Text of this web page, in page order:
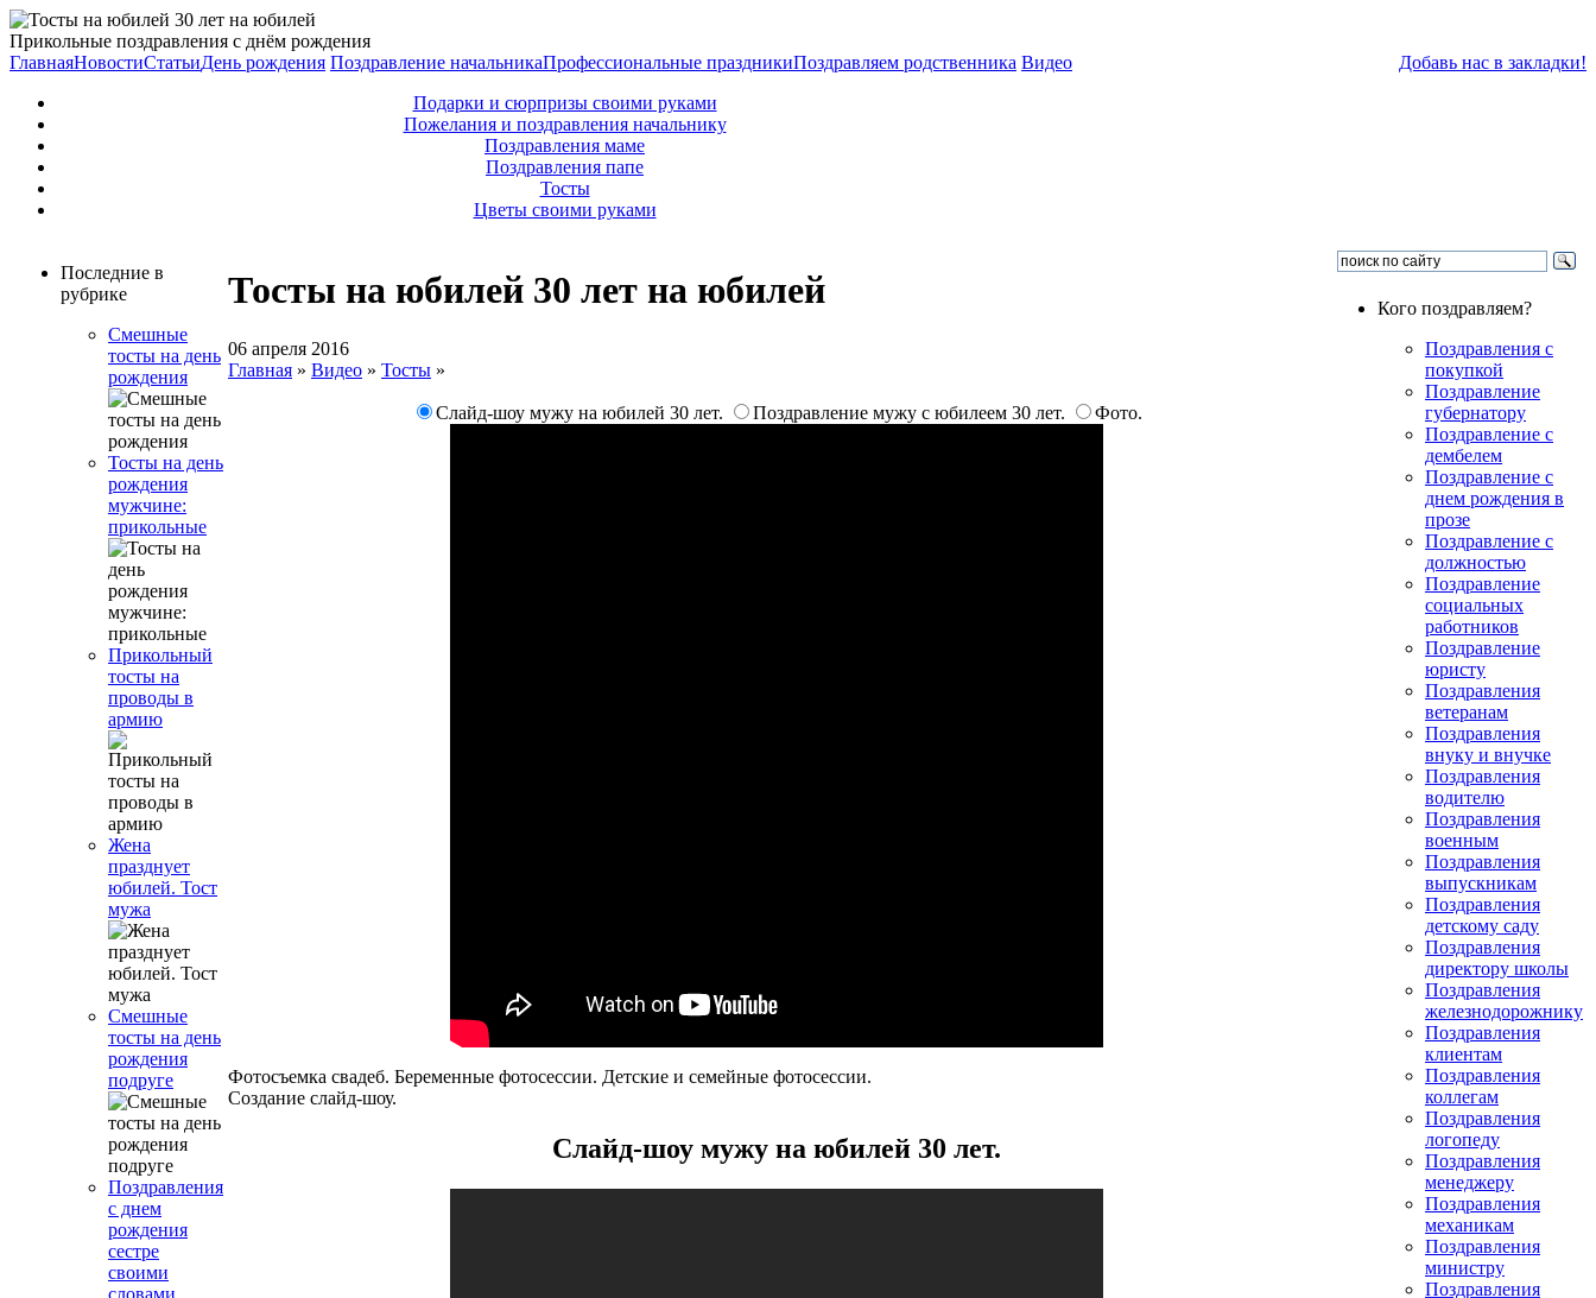
Прикольные поздравления с днём рождения
ГлавнаяНовостиСтатьиДень рождения Поздравление начальникаПрофессиональные праздникиПоздравляем родственника Видео
Подарки и сюрпризы своими руками
Пожелания и поздравления начальнику
Поздравления маме
Поздравления папе
Тосты
Цветы своими руками
Добавь нас в закладки!
Последние в
рубрике
Смешные
тосты на день
рождения
Тосты на день
рождения
мужчине:
прикольные
Прикольный
тосты на
проводы в
армию
Жена
празднует
юбилей. Тост
мужа
Смешные
тосты на день
рождения
подруге
Поздравления
с днем
рождения
сестре
своими
словами
Тосты на юбилей 30 лет на юбилей
06 апреля 2016
Главная » Видео » Тосты »
Слайд-шоу мужу на юбилей 30 лет. Поздравление мужу с юбилеем 30 лет. Фото.
Фотосъемка свадеб. Беременные фотосессии. Детские и семейные фотосессии.
Создание слайд-шоу.
Слайд-шоу мужу на юбилей 30 лет.
Кого поздравляем?
Поздравления с
покупкой
Поздравление
губернатору
Поздравление с
дембелем
Поздравление с
днем рождения в
прозе
Поздравление с
должностью
Поздравление
социальных
работников
Поздравление
юристу
Поздравления
ветеранам
Поздравления
внуку и внучке
Поздравления
водителю
Поздравления
военным
Поздравления
выпускникам
Поздравления
детскому саду
Поздравления
директору школы
Поздравления
железнодорожнику
Поздравления
клиентам
Поздравления
коллегам
Поздравления
логопеду
Поздравления
менеджеру
Поздравления
механикам
Поздравления
министру
Поздравления